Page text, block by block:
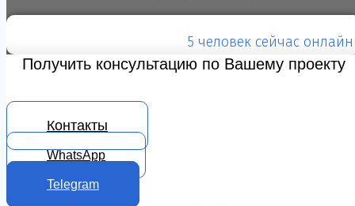
5 человек сейчас онлайн
Получить консультацию по Вашему проекту
Контакты
WhatsApp
Telegram